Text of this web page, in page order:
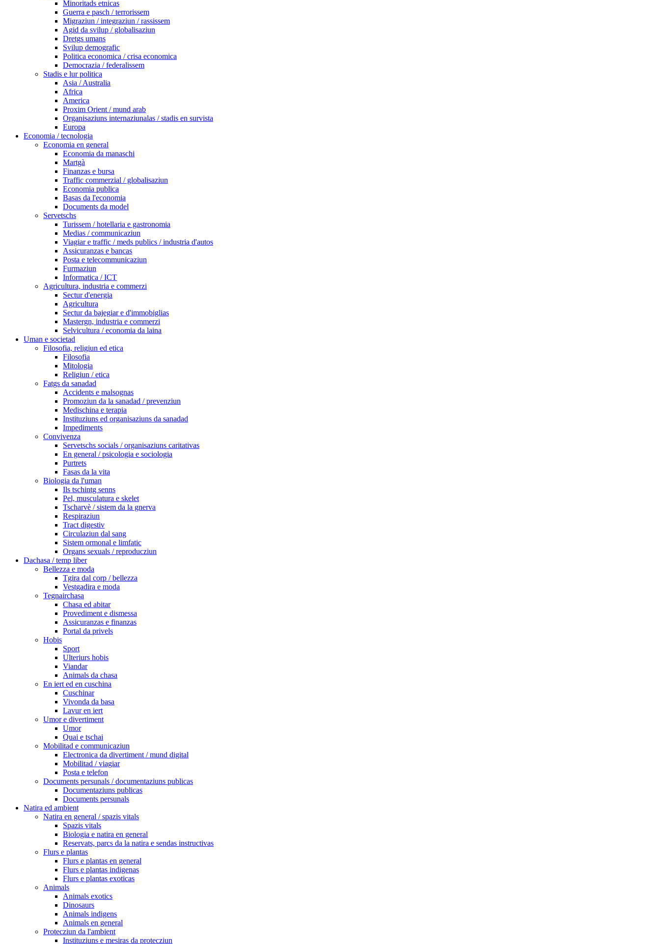
Minoritads etnicas
Guerra e pasch / terrorissem
Migraziun / integraziun / rassissem
Agid da svilup / globalisaziun
Dretgs umans
Svilup demografic
Politica economica / crisa economica
Democrazia / federalissem
Stadis e lur politica
Asia / Australia
Africa
America
Proxim Orient / mund arab
Organisaziuns internaziunalas / stadis en survista
Europa
Economia / tecnologia
Economia en general
Economia da manaschi
Martgà
Finanzas e bursa
Traffic commerzial / globalisaziun
Economia publica
Basas da l'economia
Documents da model
Servetschs
Turissem / hotellaria e gastronomia
Medias / communicaziun
Viagiar e traffic / meds publics / industria d'autos
Assicuranzas e bancas
Posta e telecommunicaziun
Furmaziun
Informatica / ICT
Agricultura, industria e commerzi
Sectur d'energia
Agricultura
Sectur da bajegiar e d'immobiglias
Mastergn, industria e commerzi
Selvicultura / economia da laina
Uman e societad
Filosofia, religiun ed etica
Filosofia
Mitologia
Religiun / etica
Fatgs da sanadad
Accidents e malsognas
Promoziun da la sanadad / prevenziun
Medischina e terapia
Instituziuns ed organisaziuns da sanadad
Impediments
Convivenza
Servetschs socials / organisaziuns caritativas
En general / psicologia e sociologia
Purtrets
Fasas da la vita
Biologia da l'uman
Ils tschintg senns
Pel, musculatura e skelet
Tscharvè / sistem da la gnerva
Respiraziun
Tract digestiv
Circulaziun dal sang
Sistem ormonal e limfatic
Organs sexuals / reproducziun
Dachasa / temp liber
Bellezza e moda
Tgira dal corp / bellezza
Vestgadira e moda
Tegnairchasa
Chasa ed abitar
Provediment e dismessa
Assicuranzas e finanzas
Portal da privels
Hobis
Sport
Ulteriurs hobis
Viandar
Animals da chasa
En iert ed en cuschina
Cuschinar
Vivonda da basa
Lavur en iert
Umor e divertiment
Umor
Quai e tschai
Mobilitad e communicaziun
Electronica da divertiment / mund digital
Mobilitad / viagiar
Posta e telefon
Documents persunals / documentaziuns publicas
Documentaziuns publicas
Documents persunals
Natira ed ambient
Natira en general / spazis vitals
Spazis vitals
Biologia e natira en general
Reservats, parcs da la natira e sendas instructivas
Flurs e plantas
Flurs e plantas en general
Flurs e plantas indigenas
Flurs e plantas exoticas
Animals
Animals exotics
Dinosaurs
Animals indigens
Animals en general
Protecziun da l'ambient
Instituziuns e mesiras da protecziun